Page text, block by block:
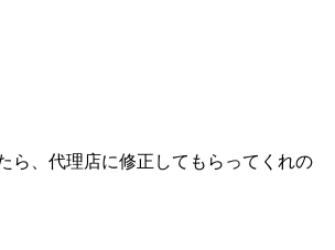
ら、代理店に修正してもらってくれの